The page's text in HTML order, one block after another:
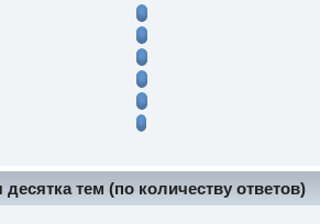
десятка тем (по количеству ответов)